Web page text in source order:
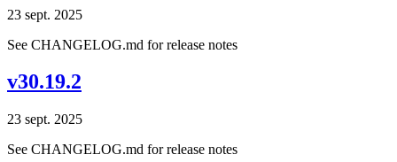
23 sept. 2025
See CHANGELOG.md for release notes
v30.19.2
23 sept. 2025
See CHANGELOG.md for release notes